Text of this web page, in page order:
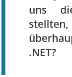
uns
.NET?